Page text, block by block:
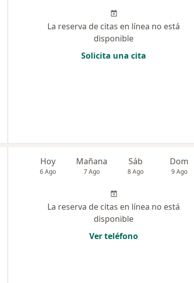
La reserva de citas en línea no está
disponible
Solicita una cita
Hoy
6 Ago
Mañana
7 Ago
Sáb
8 Ago
Dom
9 Ago
La reserva de citas en línea no está
disponible
Ver teléfono